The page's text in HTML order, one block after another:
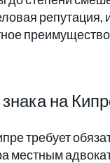
репутация,
на
требует
местным